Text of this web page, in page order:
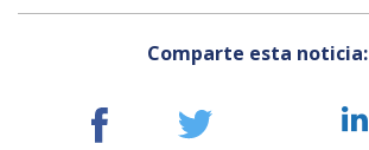
Comparte esta noticia: